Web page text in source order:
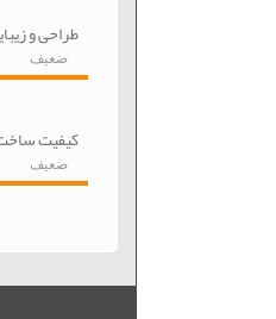
طراحی و
ضعیف
کیفیت
ضعیف